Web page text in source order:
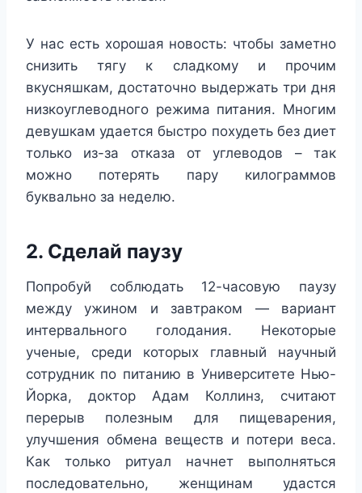
У нас есть хорошая новость: чтобы заметно
снизить тягу к сладкому и прочим
вкусняшкам, достаточно выдержать три дня
низкоуглеводного режима питания. Многим
девушкам удается быстро похудеть без диет
только из-за отказа от углеводов – так
можно потерять пару килограммов
буквально за неделю.
2. Сделай паузу
Попробуй соблюдать 12-часовую паузу
между ужином и завтраком — вариант
интервального голодания. Некоторые
ученые, среди которых главный научный
сотрудник по питанию в Университете Нью-
Йорка, доктор Адам Коллинз, считают
перерыв полезным для пищеварения,
улучшения обмена веществ и потери веса.
Как только ритуал начнет выполняться
последовательно, женщинам удастся